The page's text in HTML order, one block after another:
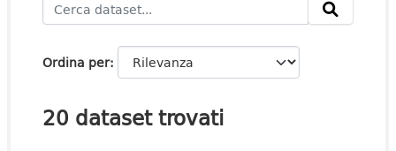
Ordina per
20 dataset trovati